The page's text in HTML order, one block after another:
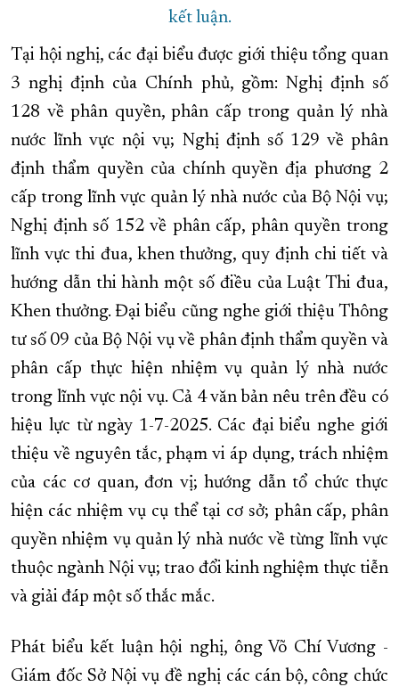
kết luận.
Tại hội nghị, các đại biểu được giới thiệu tổng quan
3 nghị định của Chính phủ, gồm: Nghị định số
128 về phân quyền, phân cấp trong quản lý nhà
nước lĩnh vực nội vụ; Nghị định số 129 về phân
định thẩm quyền của chính quyền địa phương 2
cấp trong lĩnh vực quản lý nhà nước của Bộ Nội vụ;
Nghị định số 152 về phân cấp, phân quyền trong
lĩnh vực thi đua, khen thưởng, quy định chi tiết và
hướng dẫn thi hành một số điều của Luật Thi đua,
Khen thưởng. Đại biểu cũng nghe giới thiệu Thông
tư số 09 của Bộ Nội vụ về phân định thẩm quyền và
phân cấp thực hiện nhiệm vụ quản lý nhà nước
trong lĩnh vực nội vụ. Cả 4 văn bản nêu trên đều có
hiệu lực từ ngày 1-7-2025. Các đại biểu nghe giới
thiệu về nguyên tắc, phạm vi áp dụng, trách nhiệm
của các cơ quan, đơn vị; hướng dẫn tổ chức thực
hiện các nhiệm vụ cụ thể tại cơ sở; phân cấp, phân
quyền nhiệm vụ quản lý nhà nước về từng lĩnh vực
thuộc ngành Nội vụ; trao đổi kinh nghiệm thực tiễn
và giải đáp một số thắc mắc.
Phát biểu kết luận hội nghị, ông Võ Chí Vương -
Giám đốc Sở Nội vụ đề nghị các cán bộ, công chức